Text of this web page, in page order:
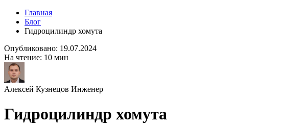
Главная
Блог
Гидроцилиндр хомута
Опубликовано: 19.07.2024
На чтение: 10 мин
Алексей Кузнецов Инженер
Гидроцилиндр хомута